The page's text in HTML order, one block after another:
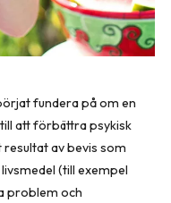
fundera på om en
att förbättra psykisk
av bevis som
(till exempel
problem och